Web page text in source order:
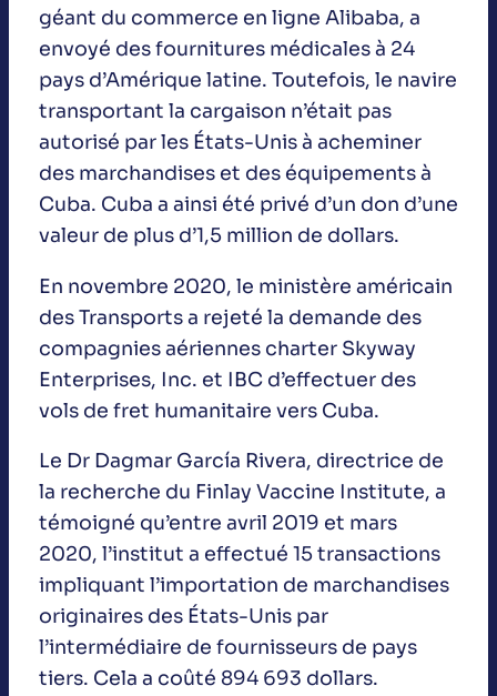
géant du commerce en ligne Alibaba, a
envoyé des fournitures médicales à 24
pays d’Amérique latine. Toutefois, le navire
transportant la cargaison n’était pas
autorisé par les États-Unis à acheminer
des marchandises et des équipements à
Cuba. Cuba a ainsi été privé d’un don d’une
valeur de plus d’1,5 million de dollars.
En novembre 2020, le ministère américain
des Transports a rejeté la demande des
compagnies aériennes charter Skyway
Enterprises, Inc. et IBC d’effectuer des
vols de fret humanitaire vers Cuba.
Le Dr Dagmar García Rivera, directrice de
la recherche du Finlay Vaccine Institute, a
témoigné qu’entre avril 2019 et mars
2020, l’institut a effectué 15 transactions
impliquant l’importation de marchandises
originaires des États-Unis par
l’intermédiaire de fournisseurs de pays
tiers. Cela a coûté 894 693 dollars.